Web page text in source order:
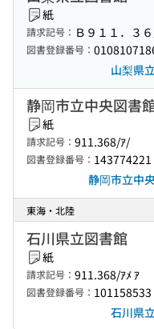
紙
請求記号： Ｂ９１１．３
図書登録番号：
山梨県
静岡市立中央図書
紙
請求記号： 911.368/ｱ/
図書登録番号： 143774221
静岡市立中
東海・北陸
石川県立図書館
紙
請求記号： 911.368/ｱﾒ ｱ
図書登録番号： 101158533
石川県